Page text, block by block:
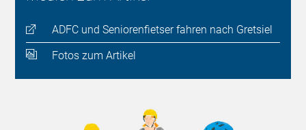
ADFC und Seniorenfietser fahren nach Gretsiel
Fotos zum Artikel